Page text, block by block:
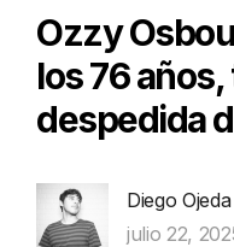
Ozzy
los 76
despedida
Diego Ojeda
julio 22,